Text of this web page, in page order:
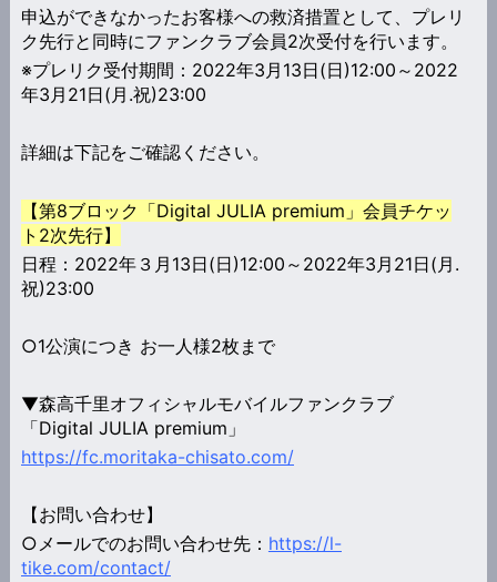
申込ができなかったお客様への救済措置として、プレリ
ク先行と同時にファンクラブ会員2次受付を行います。
※プレリク受付期間：2022年3月13日(日)12:00～2022
年3月21日(月.祝)23:00
詳細は下記をご確認ください。
【第8ブロック「Digital JULIA premium」会員チケッ
ト2次先行】
日程：2022年３月13日(日)12:00～2022年3月21日(月.
祝)23:00
○1公演につき お一人様2枚まで
▼森高千里オフィシャルモバイルファンクラブ
「Digital JULIA premium」
https://fc.moritaka-chisato.com/
【お問い合わせ】
○メールでのお問い合わせ先： https://l-
tike.com/contact/